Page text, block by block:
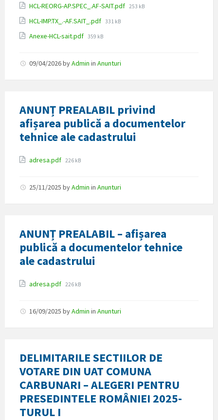
Attachments
HCL-REORG-AP.SPEC_.AF-SAIT.pdf File
253 kB
HCL-IMP.TX_.-AF.SAIT_.pdf File
331 kB
Anexe-HCL-sait.pdf File
359 kB
09/04/2026byAdmin in Anunturi
ANUNȚ PREALABIL privind
afișarea publică a documentelor
tehnice ale cadastrului
Attachments
adresa.pdf File
226 kB
25/11/2025 byAdmin in Anunturi
ANUNȚ PREALABIL – afișarea
publică a documentelor tehnice
ale cadastrului
Attachments
adresa.pdf File
226 kB
16/09/2025 byAdmin in Anunturi
DELIMITARILE SECTIILOR DE
VOTARE DIN UAT COMUNA
CARBUNARI – ALEGERI PENTRU
PRESEDINTELE ROMÂNIEI 2025-
TURUL I